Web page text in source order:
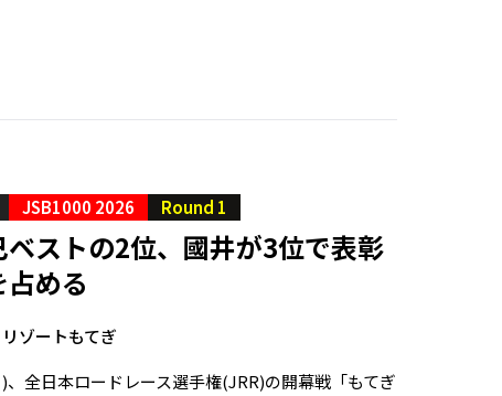
JSB1000 2026 Round 1
ストの2位、國井が3位で表彰
める
ゾートもてぎ
、全日本ロードレース選手権(JRR)の開幕戦「もてぎ